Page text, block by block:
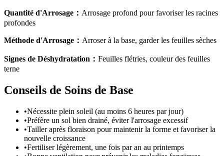
Quantité d'Arrosage ： Arrosage profond pour favoriser les racines
profondes
Méthode d'Arrosage ： Arroser à la base, garder les feuilles sèches
Signes de Déshydratation ： Feuilles flétries, couleur des feuilles
terne
Conseils de Soins de Base
•Nécessite plein soleil (au moins 6 heures par jour)
•Préfère un sol bien drainé, éviter l'arrosage excessif
•Tailler après floraison pour maintenir la forme et favoriser la
nouvelle croissance
•Fertiliser légèrement, une fois par an au printemps